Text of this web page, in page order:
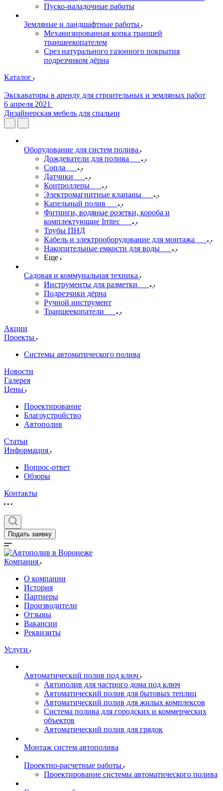
Пуско-наладочные работы
Земляные и ландшафтные работы
Механизированная копка траншей
траншеекопателем
Срез натурального газонного покрытия
подрезчиком дёрна
Каталог
Экскаваторы в аренду для строительных и земляных работ
6 апреля 2021
Дизайнерская мебель для спальни
Оборудование для систем полива
Дождеватели для полива
Сопла
Датчики
Контроллеры
Электромагнитные клапаны
Капельный полив
Фитинги, водяные розетки, короба и
комплектующие Irritec
Трубы ПНД
Кабель и электрооборудование для монтажа
Накопительные емкости для воды
Еще
Садовая и коммунальная техника
Инструменты для разметки
Подрезчики дёрна
Ручной инструмент
Траншеекопатели
Акции
Проекты
Системы автоматического полива
Новости
Галерея
Цены
Проектирование
Благоустройство
Автополив
Статьи
Информация
Вопрос-ответ
Обзоры
Контакты
Подать заявку
Компания
О компании
История
Партнеры
Производители
Отзывы
Вакансии
Реквизиты
Услуги
Автоматический полив под ключ
Автополив для частного дома под ключ
Автоматический полив для бытовых теплиц
Автоматический полив для жилых комплексов
Система полива для городских и коммерческих
объектов
Автоматический полив для грядок
Монтаж систем автополива
Проектно-расчетные работы
Проектирование системы автоматического полива